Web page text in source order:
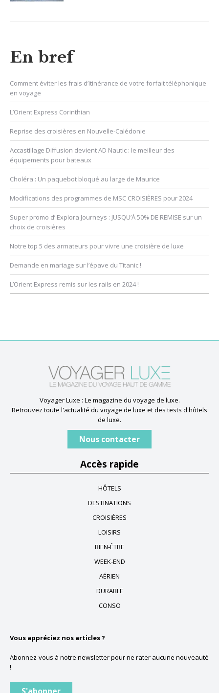
En bref
Comment éviter les frais d’itinérance de votre forfait téléphonique
en voyage
L’Orient Express Corinthian
Reprise des croisières en Nouvelle-Calédonie
Accastillage Diffusion devient AD Nautic : le meilleur des
équipements pour bateaux
Choléra : Un paquebot bloqué au large de Maurice
Modifications des programmes de MSC CROISIÈRES pour 2024
Super promo d’ Explora Journeys : JUSQU’À 50% DE REMISE sur un
choix de croisières
Notre top 5 des armateurs pour vivre une croisière de luxe
Demande en mariage sur l’épave du Titanic !
L’Orient Express remis sur les rails en 2024 !
Voyager Luxe : Le magazine du voyage de luxe.
Retrouvez toute l'actualité du voyage de luxe et des tests d'hôtels
de luxe.
Nous contacter
Accès rapide
HÔTELS
DESTINATIONS
CROISIÈRES
LOISIRS
BIEN-ÊTRE
WEEK-END
AÉRIEN
DURABLE
CONSO
Vous appréciez nos articles ?
Abonnez-vous à notre newsletter pour ne rater aucune nouveauté
!